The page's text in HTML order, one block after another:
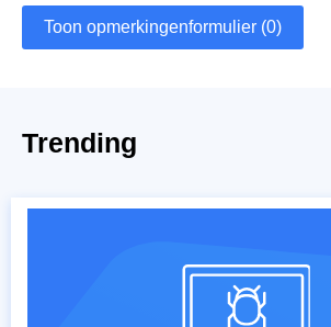
Toon opmerkingenformulier (0)
Trending